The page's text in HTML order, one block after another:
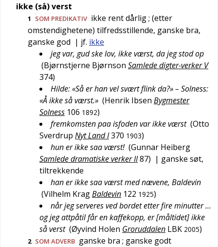
ikke (så) verst
1 SOM PREDIKATIV ikke rent dårlig; (etter
omstendighetene) tilfredsstillende, ganske bra,
ganske god | jf. ikke
jeg var, gud ske lov, ikke værst, da jeg stod op
(Bjørnstjerne Bjørnson Samlede digter-verker V
374)
Hilde: «Så er han vel svært flink da?» – Solness:
«Å ikke så værst.» (Henrik Ibsen Bygmester
Solness 106 1892)
fremkomsten paa isfoden var ikke værst (Otto
Sverdrup Nyt Land I370 1903)
hun er ikke saa værst! (Gunnar Heiberg
Samlede dramatiske verker II87) | ganske søt,
tiltrekkende
han er ikke saa værst med nævene, Baldevin
(Vilhelm KragBaldevin 122 1925)
når jeg serveres ved bordet etter fire minutter …
og jeg attpåtil får en kaffekopp, er [måltidet] ikke
så verst (Øyvind Holen Groruddalen LBK 2005)
2 SOM ADVERB ganske bra ; ganske godt